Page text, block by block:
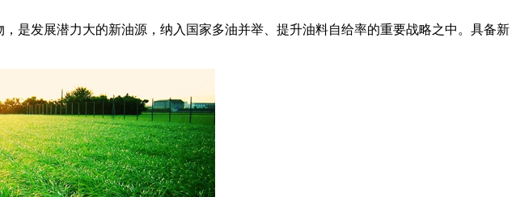
是发展潜力大的新油源，纳入国家多油并举、提升油料自给率的重要战略之中。具备新